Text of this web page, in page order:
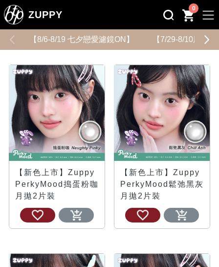
ZUPPY
0
【8/6-8/19 七夕戀愛濾鏡ON】 【7/29-8/10用健
【新色上市】Zuppy
PerkyMood搗蛋粉咖
月拋2片裝
【新色上市】Zuppy
PerkyMood鬆弛黑灰
月拋2片裝